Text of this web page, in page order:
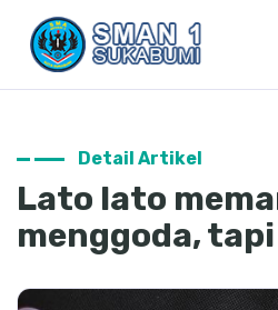
Detail Artikel
Lato lato
menggoda,